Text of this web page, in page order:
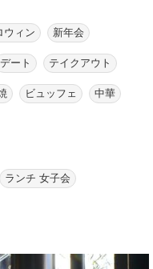
ウィン 新年会
デート テイクアウト
ビュッフェ 中華
ランチ 女子会